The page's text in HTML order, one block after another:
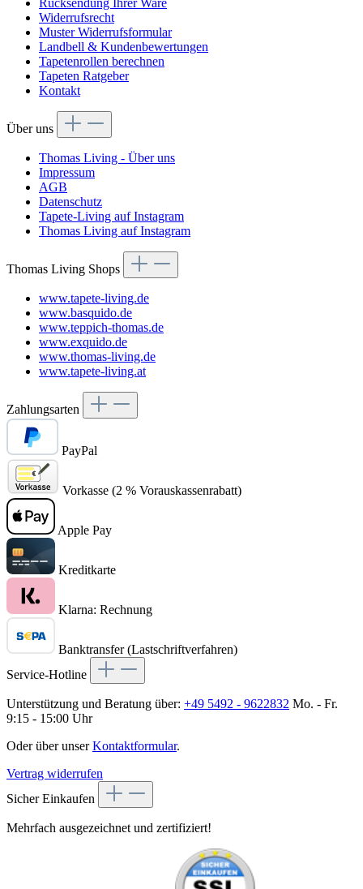
Rücksendung Ihrer Ware
Widerrufsrecht
Muster Widerrufsformular
Landbell & Kundenbewertungen
Tapetenrollen berechnen
Tapeten Ratgeber
Kontakt
Über uns
Thomas Living - Über uns
Impressum
AGB
Datenschutz
Tapete-Living auf Instagram
Thomas Living auf Instagram
Thomas Living Shops
www.tapete-living.de
www.basquido.de
www.teppich-thomas.de
www.exquido.de
www.thomas-living.de
www.tapete-living.at
Zahlungsarten
PayPal
Vorkasse (2 % Vorauskassenrabatt)
Apple Pay
Kreditkarte
Klarna: Rechnung
Banktransfer (Lastschriftverfahren)
Service-Hotline
Unterstützung und Beratung über: +49 5492 - 9622832 Mo. - Fr.
9:15 - 15:00 Uhr
Oder über unserKontaktformular.
Vertrag widerrufen
Sicher Einkaufen
Mehrfach ausgezeichnet und zertifiziert!